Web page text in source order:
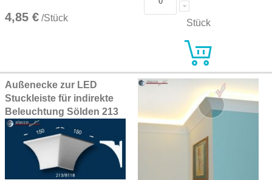
4,85 € /Stück Stück
Außenecke zur LED
Stuckleiste für indirekte
Beleuchtung Sölden 213